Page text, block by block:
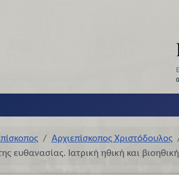
Αρχιεπίσκοπος Χριστόδουλος
ευθανασίας. Ιατρική ηθική και